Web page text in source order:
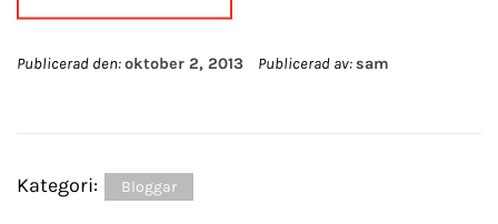
Publicerad den:oktober 2, 2013 Publicerad av:sam
Kategori: Bloggar